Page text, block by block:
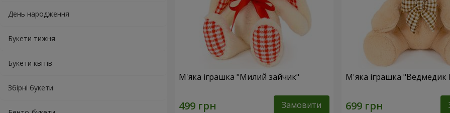
День народження
Букети тижня
Букети квітів
Збірні букети
М'яка іграшка "Милий зайчик"
Замовити
М'яка іграшка "Ведмедик